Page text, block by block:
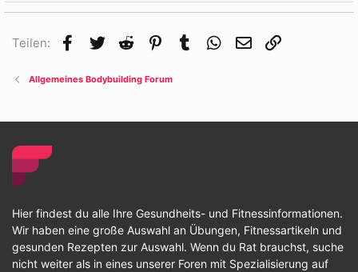
Teilen: Facebook
Twitter Reddit Pinterest
Tumblr WhatsApp
E-Mail
Allgemeines Bodybuilding Forum
Hier findest du alle Ihre Gesundheits- und Fitnessinformationen.
Wir haben eine große Auswahl an Übungen, Fitnessartikeln und
gesunden Rezepten zur Auswahl. Wenn du Rat brauchst, suche
nicht weiter als in eines unserer Foren mit Spezialisierung auf